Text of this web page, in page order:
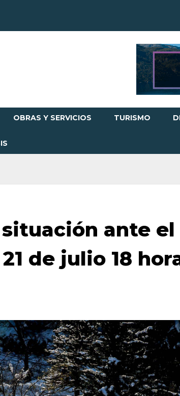
OBRAS Y SERVICIOS TURISMO
ante
de julio 18